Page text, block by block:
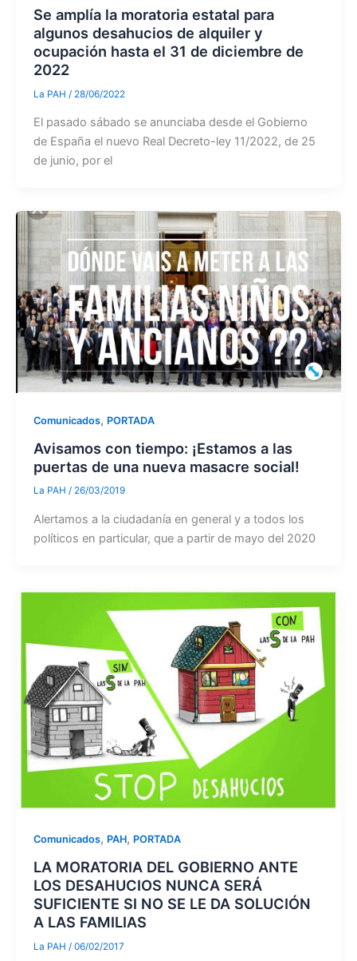
Se amplía la moratoria estatal para
algunos desahucios de alquiler y
ocupación hasta el 31 de diciembre de
2022
La PAH / 28/06/2022
El pasado sábado se anunciaba desde el Gobierno
de España el nuevo Real Decreto-ley 11/2022, de 25
de junio, por el
Comunicados, PORTADA
Avisamos con tiempo: ¡Estamos a las
puertas de una nueva masacre social!
La PAH / 26/03/2019
Alertamos a la ciudadanía en general y a todos los
políticos en particular, que a partir de mayo del 2020
Comunicados, PAH, PORTADA
LA MORATORIA DEL GOBIERNO ANTE
LOS DESAHUCIOS NUNCA SERÁ
SUFICIENTE SI NO SE LE DA SOLUCIÓN
A LAS FAMILIAS
La PAH / 06/02/2017